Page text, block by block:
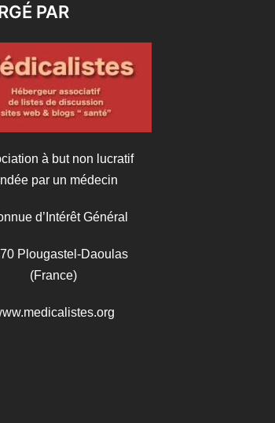
PAR
à but non lucratif
par un médecin
d’Intérêt Général
Plougastel-Daoulas
(France)